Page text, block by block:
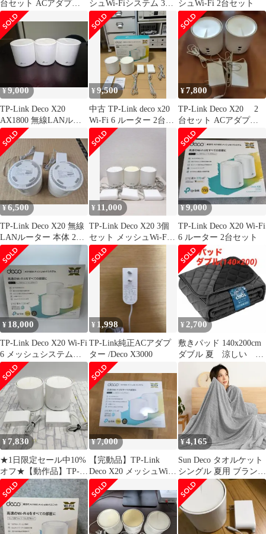
台セット ACアダプター
付 初期化済み
シュWi-Fiシステム 3台
セット
シュWi-Fi 2台セット
¥9,000
TP-Link Deco X20
AX1800 無線LANルー
ター 3個セット
¥9,500
中古 TP-Link deco x20
Wi-Fi 6 ルーター 2台セ
ット
1201Mbps+574Mbps
AX1800
¥7,800
TP-Link Deco X20 2
台セット ACアダプター
付 初期化済み
¥6,500
TP-Link Deco X20 無線
LANルーター 本体 2台
セット
¥ 11,000
TP-Link Deco X20 3個
セット メッシュWi-Fi
Wi-Fi6
¥9,000
TP-Link Deco X20 Wi-Fi
6 ルーター 2台セット
¥ 18,000
TP-Link Deco X20 Wi-Fi
6 メッシュシステム 3
個パック
¥ 1,998
TP-Link純正ACアダプ
ター /Deco X3000
¥ 2,700
敷きパッド 140x200cm
ダブル 夏 涼しい ブ
ラック 洗える
¥7,830
★1日限定セール中10%
オフ★【動作品】TP-
Link Wi-Fiルーター
Deco X20 ２台セット
M2115-
¥7,000
【完動品】TP-Link
Deco X20 メッシュWi-
Fi 6 2台セット
¥4,165
Sun Deco タオルケット
シングル 夏用 ブランケ
ット 綿100％ 毛布 接触
冷感Q-MAX 0.40 冷感
地&タオル地 リバーシ
ブル キルトケット ひん
やり 冷感ケット 洗える